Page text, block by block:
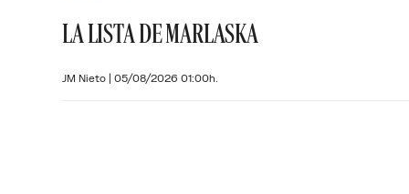
LA LISTA DE MARLASKA
JM Nieto | 05/08/2026 01:00h.